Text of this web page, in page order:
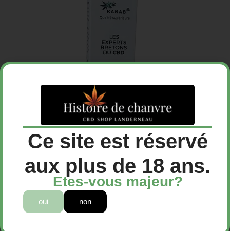
Huile CBD Nature 30%
€
Ce site est réservé
aux plus de 18 ans.
Etes-vous majeur?
oui non